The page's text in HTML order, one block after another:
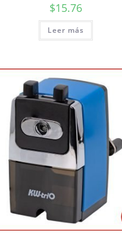
$15.76
Leer más